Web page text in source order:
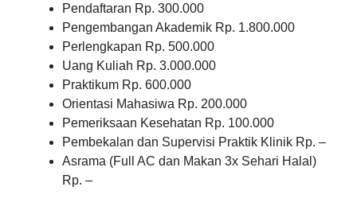
Pendaftaran Rp. 300.000
Pengembangan Akademik Rp. 1.800.000
Perlengkapan Rp. 500.000
Uang Kuliah Rp. 3.000.000
Praktikum Rp. 600.000
Orientasi Mahasiwa Rp. 200.000
Pemeriksaan Kesehatan Rp. 100.000
Pembekalan dan Supervisi Praktik Klinik Rp. –
Asrama (Full AC dan Makan 3x Sehari Halal)
Rp. –